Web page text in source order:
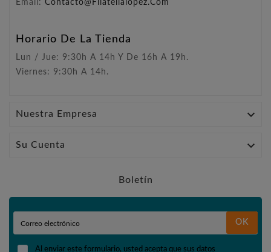
Email: Contacto@filatelialopez.com
Horario De La Tienda
Lun / Jue: 9:30h A 14h Y De 16h A 19h.
Viernes: 9:30h A 14h.
Nuestra Empresa 
Su Cuenta 
Boletín
OK
Al enviar este formulario, usted acepta que sus datos